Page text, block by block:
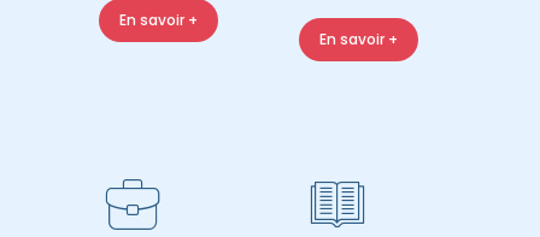
En savoir +
En savoir +